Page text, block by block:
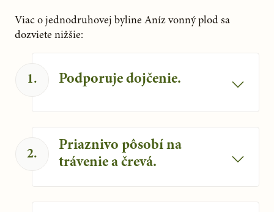
Viac o jednodruhovej byline Aníz vonný plod sa
dozviete nižšie:
1. Podporuje dojčenie.
Plod anízu vonného podporuje
prirodzené dojčenie.
2.
Priaznivo pôsobí na
trávenie a črevá.
Aníz sa podieľa aj na normálnom trávení
a činnosti črevného traktu.